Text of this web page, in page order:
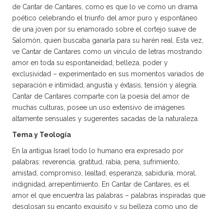
de Cantar de Cantares, como es que lo ve como un drama
poético celebrando el triunfo del amor puro y espontáneo
de una joven por su enamorado sobre el cortejo suave de
Salomón, quien buscaba ganarla para su harén real. Esta vez,
ve Cantar de Cantares como un vínculo de letras mostrando
amor en toda su espontaneidad, belleza, poder y
exclusividad – experimentado en sus momentos variados de
separación e intimidad, angustia y éxtasis, tensión y alegría.
Cantar de Cantares comparte con la poesía del amor de
muchas culturas, posee un uso extensivo de imágenes
altamente sensuales y sugerentes sacadas de la naturaleza.
Tema y Teología
En la antigua Israel todo lo humano era expresado por
palabras: reverencia, gratitud, rabia, pena, sufrimiento,
amistad, compromiso, lealtad, esperanza, sabiduría, moral,
indignidad, arrepentimiento. En Cantar de Cantares, es el
amor el que encuentra las palabras – palabras inspiradas que
desglosan su encanto exquisito y su belleza como uno de